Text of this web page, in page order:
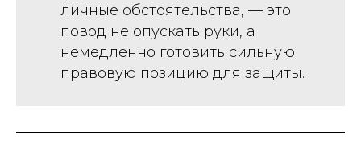
личные обстоятельства, — это
повод не опускать руки, а
немедленно готовить сильную
правовую позицию для защиты.